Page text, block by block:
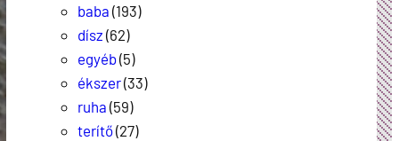
baba (193)
dísz (62)
egyéb(5)
ékszer(33)
ruha (59)
terítő(27)